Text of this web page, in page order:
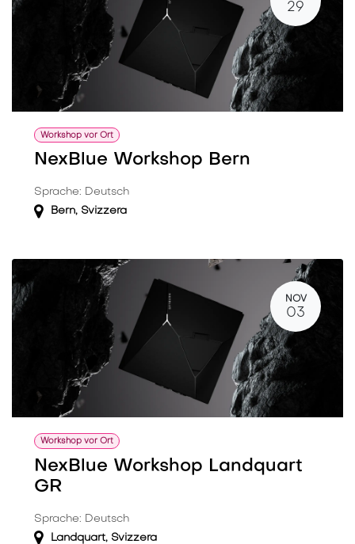
29
Workshop vor Ort
NexBlue Workshop Bern
Sprache: Deutsch
Bern, Svizzera
NOV
03
Workshop vor Ort
NexBlue Workshop Landquart
GR
Sprache: Deutsch
Landquart, Svizzera